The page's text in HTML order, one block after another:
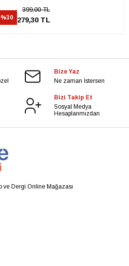
%30
399,00 TL
279,30 TL
Bize Yaz
Ne zaman İstersen
Bizi Takip Et
Sosyal Medya
Hesaplarımızdan
ve Dergi Online Mağazası